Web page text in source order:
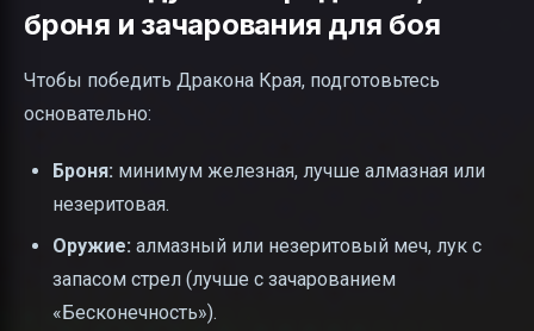
броня и зачарования для боя
Чтобы победить Дракона Края, подготовьтесь
основательно:
Броня: минимум железная, лучше алмазная или
незеритовая.
Оружие: алмазный или незеритовый меч, лук с
запасом стрел (лучше с зачарованием
«Бесконечность»).